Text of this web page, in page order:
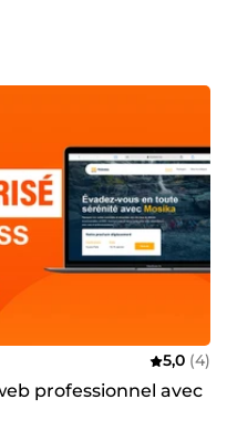
5,0 (4)
professionnel avec